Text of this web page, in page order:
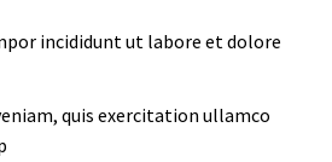
incididunt ut labore et dolore
quis exercitation ullamco